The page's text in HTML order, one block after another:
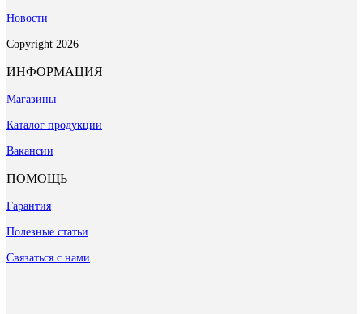
Новости
Copyright 2026
ИНФОРМАЦИЯ
Магазины
Каталог продукции
Вакансии
ПОМОЩЬ
Гарантия
Полезные статьи
Связаться с нами